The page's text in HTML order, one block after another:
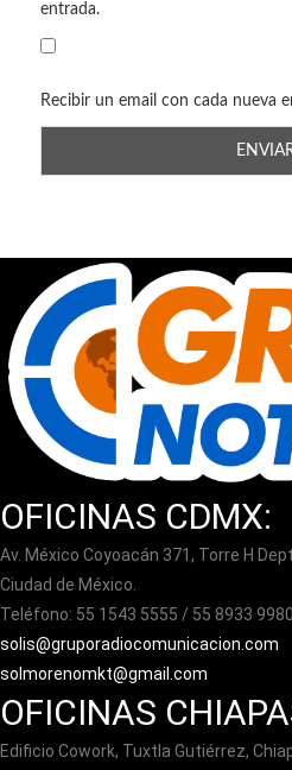
entrada.
Recibir un email con cada nueva
OFICINAS CDMX:
Av. México Coyoacán 371, Torre H
Ciudad de México.
Teléfono: 55 1543 5555 / 55 8933
solis@gruporadiocomunicacion.com
solmorenomkt@gmail.com
OFICINAS
Edificio Cowork, Tuxtla Gutiérrez,